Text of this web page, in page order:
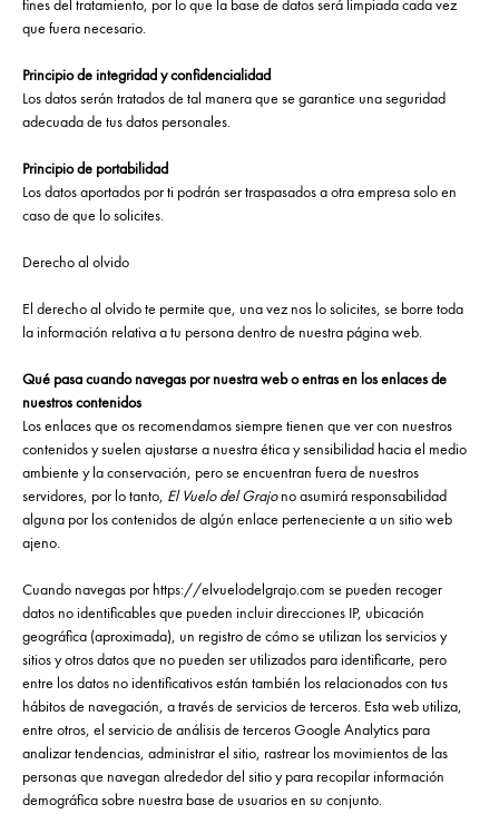
fines del tratamiento, por lo que la base de datos será limpiada cada vez
que fuera necesario.
Principio de integridad y confidencialidad
Los datos serán tratados de tal manera que se garantice una seguridad
adecuada de tus datos personales.
Principio de portabilidad
Los datos aportados por ti podrán ser traspasados a otra empresa solo en
caso de que lo solicites.
Derecho al olvido
El derecho al olvido te permite que, una vez nos lo solicites, se borre toda
la información relativa a tu persona dentro de nuestra página web.
Qué pasa cuando navegas por nuestra web o entras en los enlaces de
nuestros contenidos
Los enlaces que os recomendamos siempre tienen que ver con nuestros
contenidos y suelen ajustarse a nuestra ética y sensibilidad hacia el medio
ambiente y la conservación, pero se encuentran fuera de nuestros
servidores, por lo tanto, El Vuelo del Grajono asumirá responsabilidad
alguna por los contenidos de algún enlace perteneciente a un sitio web
ajeno.
Cuando navegas por https://elvuelodelgrajo.com se pueden recoger
datos no identificables que pueden incluir direcciones IP, ubicación
geográfica (aproximada), un registro de cómo se utilizan los servicios y
sitios y otros datos que no pueden ser utilizados para identificarte, pero
entre los datos no identificativos están también los relacionados con tus
hábitos de navegación, a través de servicios de terceros. Esta web utiliza,
entre otros, el servicio de análisis de terceros Google Analytics para
analizar tendencias, administrar el sitio, rastrear los movimientos de las
personas que navegan alrededor del sitio y para recopilar información
demográfica sobre nuestra base de usuarios en su conjunto.